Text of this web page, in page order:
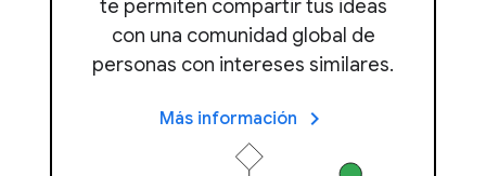
te permiten compartir tus ideas
con una comunidad global de
personas con intereses similares.
Más información keyboard_arrow_right